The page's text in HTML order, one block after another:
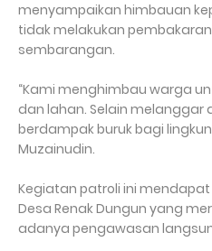
menyampaikan himbauan
tidak melakukan
sembarangan.
“Kami menghimbau warga
dan lahan. Selain melanggar
berdampak buruk bagi
Muzainudin.
Kegiatan patroli ini
Desa Renak Dungun yang
adanya pengawasan